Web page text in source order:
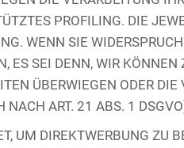
PROFILING. DIE
WENN SIE
SEI DENN, WIR
ÜBERWIEGEN ODER
NACH ART. 21 ABS. 1
UM DIREKTWERBUNG ZU